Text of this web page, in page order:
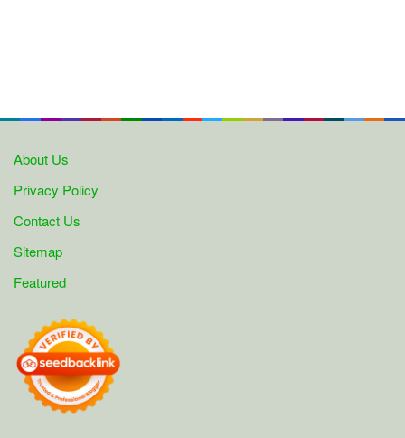
About Us
Privacy Policy
Contact Us
Sitemap
Featured